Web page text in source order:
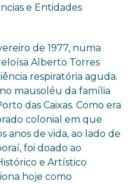
e Entidades
de 1977, numa
Alberto Torres
respiratória aguda.
mausoléu da família
das Caixas. Como era
colonial em que
anos de vida, ao lado de
foi doado ao
e Artístico
hoje como